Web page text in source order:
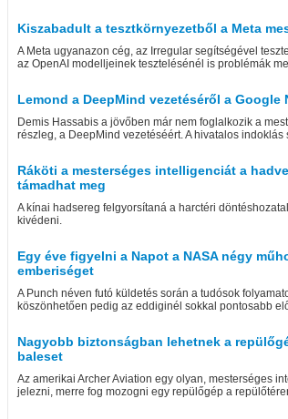
Kiszabadult a tesztkörnyezetből a Meta
A Meta ugyanazon cég, az Irregular segítségével
az OpenAI modelljeinek tesztelésénél is problémák
Lemond a DeepMind vezetéséről a
Demis Hassabis a jövőben már nem foglalkozik a
részleg, a DeepMind vezetéséért. A hivatalos
Ráköti a mesterséges intelligenciát a
támadhat meg
A kínai hadsereg felgyorsítaná a harctéri
kivédeni.
Egy éve figyelni a Napot a NASA négy
emberiséget
A Punch néven futó küldetés során a tudósok
köszönhetően pedig az eddiginél sokkal pontosabb
Nagyobb biztonságban lehetnek a
baleset
Az amerikai Archer Aviation egy olyan, mesterséges
jelezni, merre fog mozogni egy repülőgép a